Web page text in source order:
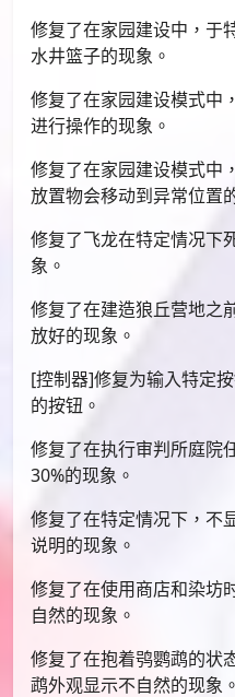
修复了在家园建设中，于
水井篮子的现象。
修复了在家园建设模式中
进行操作的现象。
修复了在家园建设模式中
放置物会移动到异常位置
修复了飞龙在特定情况下
象。
修复了在建造狼丘营地之
放好的现象。
[控制器]修复为输入特定
的按钮。
修复了在执行审判所庭院
30%的现象。
修复了在特定情况下，不
说明的现象。
修复了在使用商店和染坊
自然的现象。
修复了在抱着鸮鹦鹉的状
鹉外观显示不自然的现象。